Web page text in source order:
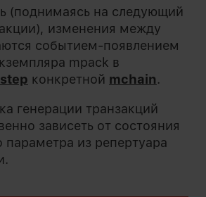
(поднимаясь на следующий
изменения между
событием-появлением
mpack в
конкретной mchain.
генерации транзакций
зависеть от состояния
параметра из репертуара